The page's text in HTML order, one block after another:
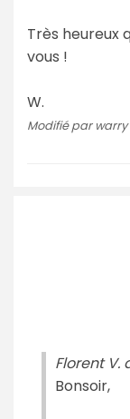
Très heureux
vous !
W.
Modifié par warry
Florent V.
Bonsoir,